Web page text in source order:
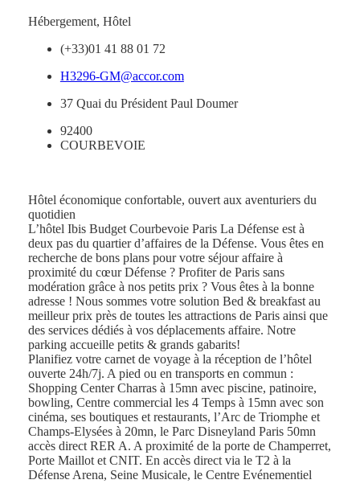
Hébergement, Hôtel
(+33)01 41 88 01 72
H3296-GM@accor.com
37 Quai du Président Paul Doumer
92400
COURBEVOIE
Hôtel économique confortable, ouvert aux aventuriers du
quotidien
L’hôtel Ibis Budget Courbevoie Paris La Défense est à
deux pas du quartier d’affaires de la Défense. Vous êtes en
recherche de bons plans pour votre séjour affaire à
proximité du cœur Défense ? Profiter de Paris sans
modération grâce à nos petits prix ? Vous êtes à la bonne
adresse ! Nous sommes votre solution Bed & breakfast au
meilleur prix près de toutes les attractions de Paris ainsi que
des services dédiés à vos déplacements affaire. Notre
parking accueille petits & grands gabarits!
Planifiez votre carnet de voyage à la réception de l’hôtel
ouverte 24h/7j. A pied ou en transports en commun :
Shopping Center Charras à 15mn avec piscine, patinoire,
bowling, Centre commercial les 4 Temps à 15mn avec son
cinéma, ses boutiques et restaurants, l’Arc de Triomphe et
Champs-Elysées à 20mn, le Parc Disneyland Paris 50mn
accès direct RER A. A proximité de la porte de Champerret,
Porte Maillot et CNIT. En accès direct via le T2 à la
Défense Arena, Seine Musicale, le Centre Evénementiel